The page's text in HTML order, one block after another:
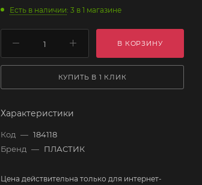
Есть в наличии: 3 в 1 магазине
В КОРЗИНУ
КУПИТЬ В 1 КЛИК
Характеристики
Код — 184118
Бренд — ПЛАСТИК
Цена действительна только для интернет-